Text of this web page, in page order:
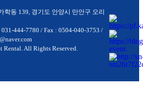
학동 139, 경기도 안양시 만안구 오리
444-7780 / Fax : 0504-040-3753 /
All Rights Reserved.